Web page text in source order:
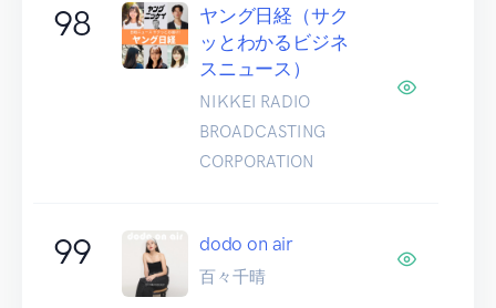
98
ヤング日経（サク
ッとわかるビジネ
スニュース）
NIKKEI RADIO
BROADCASTING
CORPORATION
99 dodo on air
百々千晴